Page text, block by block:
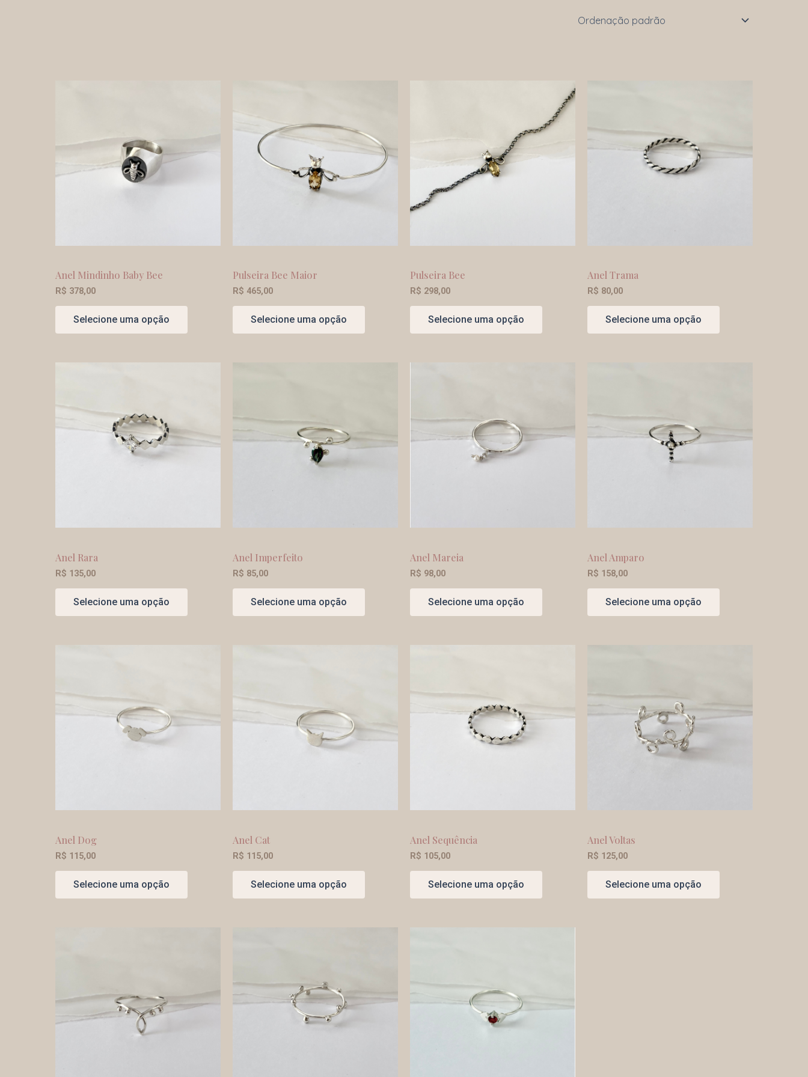
Anel Mindinho Baby Bee
R$ 378,00
Selecione uma opção
Pulseira Bee Maior
R$ 465,00
Selecione uma opção
Pulseira Bee
R$ 298,00
Selecione uma opção
Anel Trama
R$ 80,00
Selecione uma opção
Anel Rara
R$ 135,00
Selecione uma opção
Anel Imperfeito
R$ 85,00
Selecione uma opção
Anel Mareia
R$ 98,00
Selecione uma opção
Anel Amparo
R$ 158,00
Selecione uma opção
Anel Dog
R$ 115,00
Selecione uma opção
Anel Cat
R$ 115,00
Selecione uma opção
Anel Sequência
R$ 105,00
Selecione uma opção
Anel Voltas
R$ 125,00
Selecione uma opção